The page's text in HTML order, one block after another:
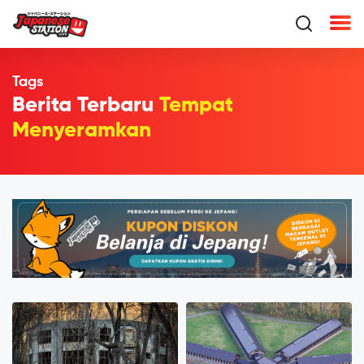
Tags
Berita Terbaru Tempat
Menyeramkan